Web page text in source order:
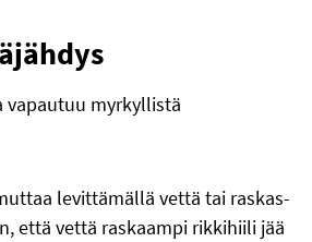
vapautuu myrkyllistä
levittämällä vettä tai raskas-
että vettä raskaampi rikkihiili jää